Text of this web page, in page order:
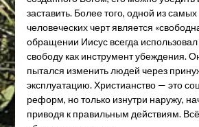
заставить. Более того, одной из
человеческих черт является
обращении Иисус всегда
свободу как инструмент убеждения.
пытался изменить людей через
эксплуатацию. Христианство — это
реформ, но только изнутри наружу,
приводя к правильным действиям.